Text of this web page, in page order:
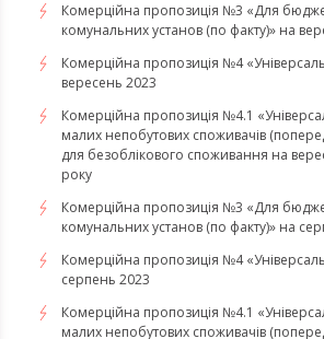
Комерційна пропозиція №3 «Для
комунальних установ (по факту)» на
Комерційна пропозиція №4
вересень 2023
Комерційна пропозиція №4.1
малих непобутових споживачів
для безоблікового споживання на
року
Комерційна пропозиція №3 «Для
комунальних установ (по факту)» на
Комерційна пропозиція №4
серпень 2023
Комерційна пропозиція №4.1
малих непобутових споживачів